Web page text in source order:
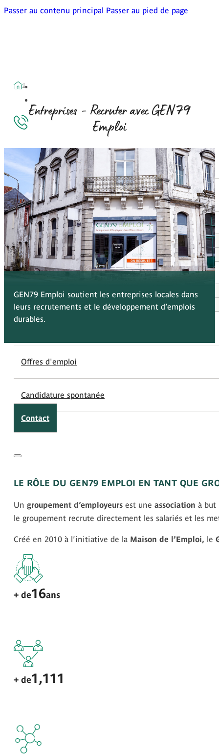
Passer au contenu principal Passer au pied de page
Accueil
À propos
Qui sommes-nous
Nos adhérents
Entreprises
Recruter avec GEN79 Emploi
Liste des adhérents
Offres d'emploi
Candidature spontanée
Contact
Entreprises - Recruter avec GEN79
Emploi
GEN79 Emploi soutient les entreprises locales dans
leurs recrutements et le développement d’emplois
durables.
LE RÔLE DU GEN79 EMPLOI EN TANT QUE
Un groupement d’employeurs est une association à but
le groupement recrute directement les salariés et les
Créé en 2010 à l’initiative de la Maison de l’Emploi, le
+ de16ans
+ de1,111